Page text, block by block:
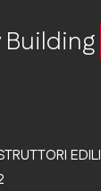
EDILI